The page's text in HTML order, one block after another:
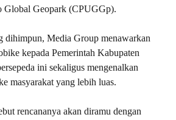
Global Geopark (CPUGGp).
dihimpun, Media Group menawarkan
kepada Pemerintah Kabupaten
ini sekaligus mengenalkan
masyarakat yang lebih luas.
rencananya akan diramu dengan